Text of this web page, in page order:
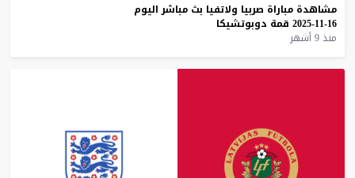
مشاهدة مباراة صربيا ولاتفيا بث مباشر اليوم
16-11-2025
قمة دوبوتشيكا
منذ 9 أشهر